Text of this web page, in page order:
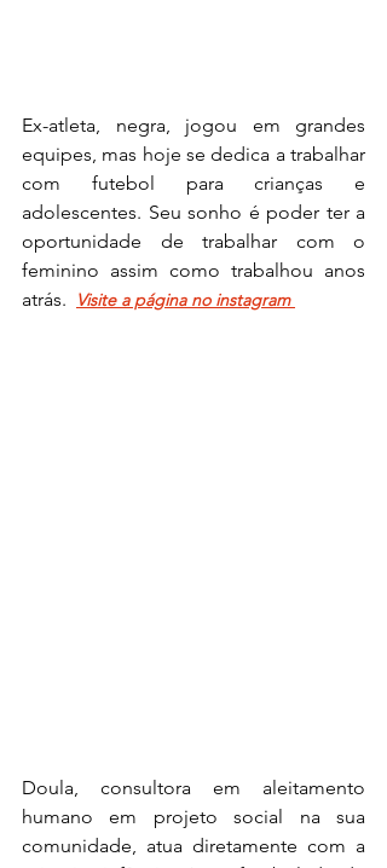
Ex-atleta, negra, jogou em grandes
equipes, mas hoje se dedica a trabalhar
com futebol para crianças e
adolescentes. Seu sonho é poder ter a
oportunidade de trabalhar com o
feminino assim como trabalhou anos
atrás.
Visite a página no instagram
Doula, consultora em aleitamento
humano em projeto social na sua
comunidade, atua diretamente com a